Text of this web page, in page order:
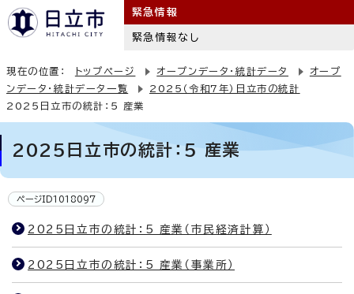
緊急情報
緊急情報なし
現在の位置： トップページ オープンデータ・統計データ
オープ
ンデータ・統計データ一覧
2025（令和7年）日立市の統計
2025日立市の統計：5 産業
2025日立市の統計：5 産業
ページID1018097
2025日立市の統計：5 産業（市民経済計算）
2025日立市の統計：5 産業（事業所）